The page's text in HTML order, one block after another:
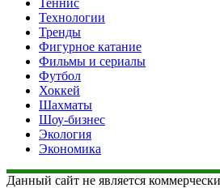
Технологии
Тренды
Фигурное катание
Фильмы и сериалы
Футбол
Хоккей
Шахматы
Шоу-бизнес
Экология
Экономика
Данный сайт не является